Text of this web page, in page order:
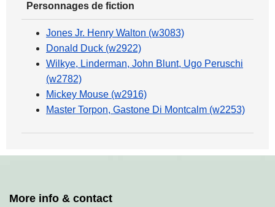
Personnages de fiction
Jones Jr. Henry Walton (w3083)
Donald Duck (w2922)
Wilkye, Linderman, John Blunt, Ugo Peruschi
(w2782)
Mickey Mouse (w2916)
Master Torpon, Gastone Di Montcalm (w2253)
More info & contact